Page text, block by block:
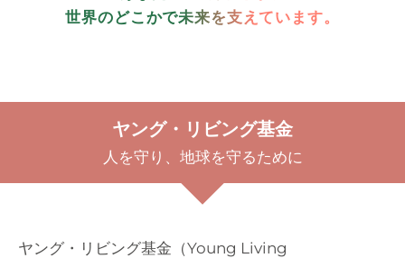
世界のどこかで未来を支えています。
ヤング・リビング基金
人を守り、地球を守るために
ヤング・リビング基金（Young Living